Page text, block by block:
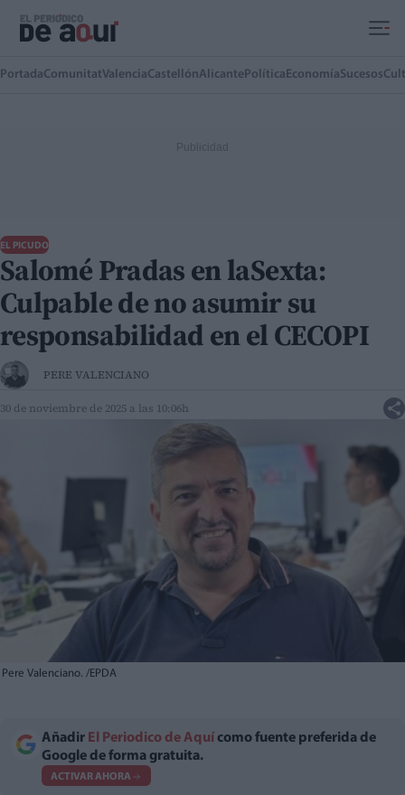
PortadaComunitatValenciaCastellónAlicante Política EconomíaSucesos
EL PICUDO
Salomé Pradas en laSexta:
Culpable de no asumir su
responsabilidad en el CECOPI
PERE VALENCIANO
30 de noviembre de 2025 a las 10:06h
Pere Valenciano. /EPDA
Añadir El Periodico de Aquí como fuente preferida de
Google de forma gratuita.
ACTIVAR AHORA